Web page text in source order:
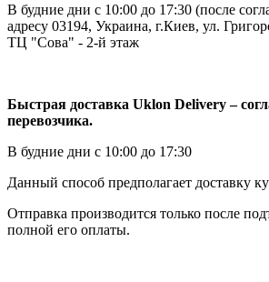
В будние дни с 10:00 до 17:30 (после
адресу 03194, Украина, г.Киев, ул.
ТЦ "Сова" - 2-й этаж
Быстрая доставка Uklon Delivery –
перевозчика.
В будние дни с 10:00 до 17:30
Данный способ предполагает доставку
Отправка производится только после
полной его оплаты.